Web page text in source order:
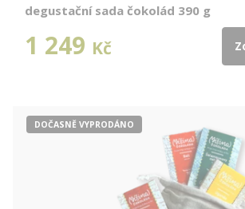
degustační sada čokolád 390 g
1 249 Kč
DOČASNĚ VYPRODÁNO